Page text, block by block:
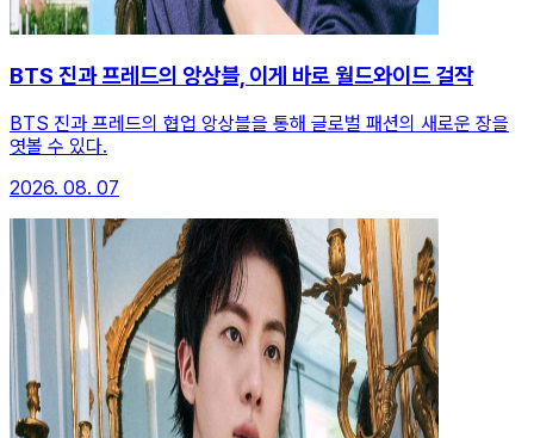
BTS 진과 프레드의 앙상블, 이게 바로 월드와이드 걸작
BTS 진과 프레드의 협업 앙상블을 통해 글로벌 패션의 새로운 장을
엿볼 수 있다.
2026. 08. 07